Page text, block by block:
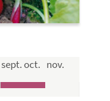
sept.oct. nov.